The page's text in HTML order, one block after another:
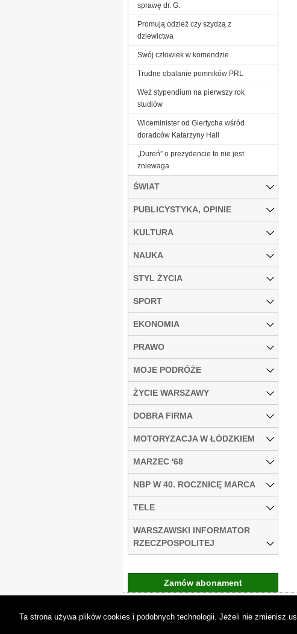
sprawę dr. G.
Promują odzież czy szydzą z
dziewictwa
Swój człowiek w komendzie
Trudne obalanie pomników PRL
Weź stypendium na pierwszy rok
studiów
Wiceminister od Giertycha wśród
doradców Katarzyny Hall
„Dureń” o prezydencie to nie jest
zniewaga
ŚWIAT
PUBLICYSTYKA, OPINIE
KULTURA
NAUKA
STYL ŻYCIA
SPORT
EKONOMIA
PRAWO
MOJE PODRÓŻE
ŻYCIE WARSZAWY
DOBRA FIRMA
MOTORYZACJA W ŁÓDZKIEM
MARZEC '68
NBP W 40. ROCZNICĘ MARCA
TELE
WARSZAWSKI INFORMATOR
RZECZPOSPOLITEJ
Zamów abonament
Ta strona używa plików cookies i podobnych technologii. Jeżeli nie zmienisz